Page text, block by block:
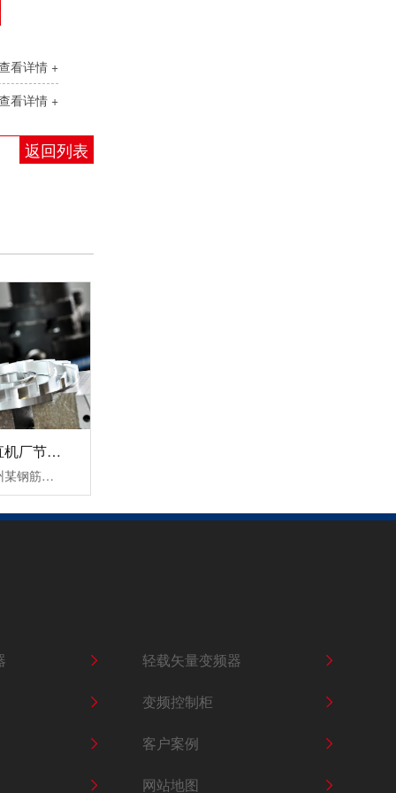
看详情 +
看详情 +
返回列表
杭州某钢筋调直机厂节能变频器改造案例！
三科针对此次杭州某钢筋调直机厂节能变频器改造案例中提出以下三个结论：1，降低设备启动电流，让电网电压更稳定，大大缓解了电源容量紧张传统钢筋调直机无变频器启动时的电流等于(4-7)倍额定电流，这样会对机电设备和供电电网造成严重的冲击，而且还会对电网容量要求过高。变频器具有上电电机检测、输入输出缺相保护......
轻载矢量变频器
变频控制柜
客户案例
网站地图